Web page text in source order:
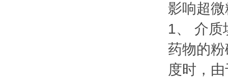
影响超
1、 介质
药物的
度时，